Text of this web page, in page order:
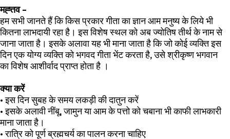
मह्त्तव –
हम सभी जानते हैं कि किस प्रकार गीता का ज्ञान आम मनुष्य के लिये भी
कितना लाभदायी रहा है। इस विशेष स्थल को अब ज्योतिष तीर्थ के नाम से
जाना जाता है। इसके अलावा यह भी माना जाता है कि जो कोई व्यक्ति इस
दिन एक योग्य व्यक्ति को भगवद गीता भेंट करता है, उसे श्रीकृष्ण भगवान
का विशेष आशीर्वाद प्राप्त होता है ।
क्या करें
•इस दिन सुबह के समय लकड़ी की दातुन करें
•इसके अलावी नींबू, जामुन या आम के पत्तो को चबाना भी काफी लाभकारी
माना जाता है।
•रात्रि को पूर्ण ब्रह्मचर्य का पालन करना चाहिए